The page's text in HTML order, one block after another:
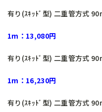
有り(ｽｷｯﾄﾞ型) 二重管方式
1m：13,080円
有り(ｽｷｯﾄﾞ型) 二重管方式
1m：16,230円
有り(ｽｷｯﾄﾞ型) 二重管方式